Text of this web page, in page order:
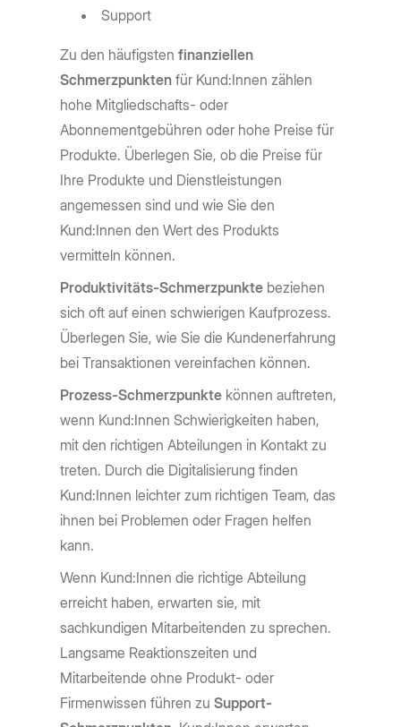
Support
Zu den häufigstenfinanziellen
Schmerzpunkten für Kund:Innen zählen
hohe Mitgliedschafts- oder
Abonnementgebühren oder hohe Preise für
Produkte. Überlegen Sie, ob die Preise für
Ihre Produkte und Dienstleistungen
angemessen sind und wie Sie den
Kund:Innen den Wert des Produkts
vermitteln können.
Produktivitäts-Schmerzpunkte beziehen
sich oft auf einen schwierigen Kaufprozess.
Überlegen Sie, wie Sie die Kundenerfahrung
bei Transaktionen vereinfachen können.
Prozess-Schmerzpunkte können auftreten,
wenn Kund:Innen Schwierigkeiten haben,
mit den richtigen Abteilungen in Kontakt zu
treten. Durch die Digitalisierung finden
Kund:Innen leichter zum richtigen Team, das
ihnen bei Problemen oder Fragen helfen
kann.
Wenn Kund:Innen die richtige Abteilung
erreicht haben, erwarten sie, mit
sachkundigen Mitarbeitenden zu sprechen.
Langsame Reaktionszeiten und
Mitarbeitende ohne Produkt- oder
Firmenwissen führen zuSupport-